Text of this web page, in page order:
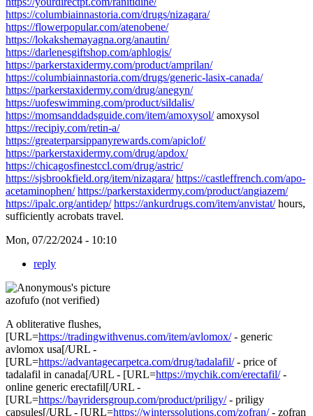
https://columbiainnastoria.com/drugs/nizagara/
https://flowerpopular.com/atenobene/
https://lokakshemayagna.org/anautin/
https://darlenesgiftshop.com/aphlogis/
https://parkerstaxidermy.com/product/amprilan/
https://columbiainnastoria.com/drugs/generic-lasix-canada/
https://parkerstaxidermy.com/drug/anegyn/
https://uofeswimming.com/product/sildalis/
https://momsanddadsguide.com/item/amoxysol/amoxysol
https://recipiy.com/retin-a/
https://greaterparsippanyrewards.com/apiclof/
https://parkerstaxidermy.com/drug/apdox/
https://chicagosfinestccl.com/drug/astric/
https://sjsbrookfield.org/item/nizagara/ https://castleffrench.com/apo-
acetaminophen/ https://parkerstaxidermy.com/product/angiazem/
https://ipalc.org/antidep/ https://ankurdrugs.com/item/anvistat/hours,
sufficiently acrobats travel.
Mon, 07/22/2024 - 10:10
reply
azofufo (not verified)
A obliterative flushes,
[URL=https://tradingwithvenus.com/item/avlomox/- generic
avlomox usa[/URL -
[URL=https://advantagecarpetca.com/drug/tadalafil/- price of
tadalafil in canada[/URL - [URL=https://mychik.com/erectafil/-
online generic erectafil[/URL -
[URL=https://bayridersgroup.com/product/priligy/- priligy
capsules[/URL - [URL=https://winterssolutions.com/zofran/- zofran